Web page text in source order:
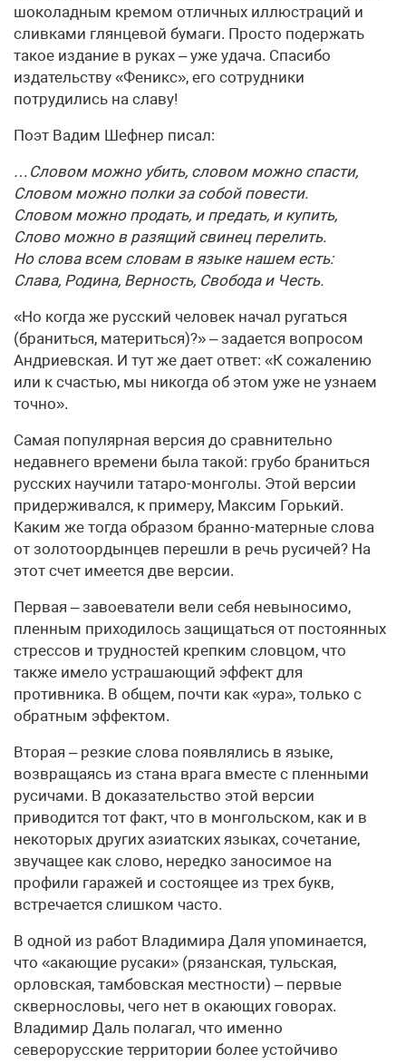
шоколадным кремом отличных иллюстраций и
сливками глянцевой бумаги. Просто подержать
такое издание в руках – уже удача. Спасибо
издательству «Феникс», его сотрудники
потрудились на славу!
Поэт Вадим Шефнер писал:
…Словом можно убить, словом можно спасти,
Словом можно полки за собой повести.
Словом можно продать, и предать, и купить,
Слово можно в разящий свинец перелить.
Но слова всем словам в языке нашем есть:
Слава, Родина, Верность, Свобода и Честь.
«Но когда же русский человек начал ругаться
(браниться, материться)?» – задается вопросом
Андриевская. И тут же дает ответ: «К сожалению
или к счастью, мы никогда об этом уже не узнаем
точно».
Самая популярная версия до сравнительно
недавнего времени была такой: грубо браниться
русских научили татаро-монголы. Этой версии
придерживался, к примеру, Максим Горький.
Каким же тогда образом бранно-матерные слова
от золотоордынцев перешли в речь русичей? На
этот счет имеется две версии.
Первая – завоеватели вели себя невыносимо,
пленным приходилось защищаться от постоянных
стрессов и трудностей крепким словцом, что
также имело устрашающий эффект для
противника. В общем, почти как «ура», только с
обратным эффектом.
Вторая – резкие слова появлялись в языке,
возвращаясь из стана врага вместе с пленными
русичами. В доказательство этой версии
приводится тот факт, что в монгольском, как и в
некоторых других азиатских языках, сочетание,
звучащее как слово, нередко заносимое на
профили гаражей и состоящее из трех букв,
встречается слишком часто.
В одной из работ Владимира Даля упоминается,
что «акающие русаки» (рязанская, тульская,
орловская, тамбовская местности) – первые
сквернословы, чего нет в окающих говорах.
Владимир Даль полагал, что именно
северорусские территории более устойчиво